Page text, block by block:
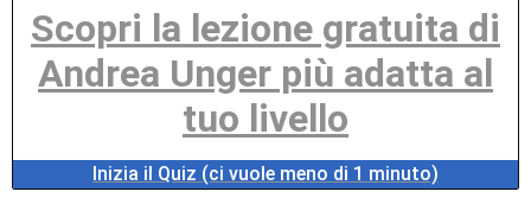
Scopri la lezione gratuita di
Andrea Unger più adatta al
tuo livello
Inizia il Quiz (ci vuole meno di 1 minuto)